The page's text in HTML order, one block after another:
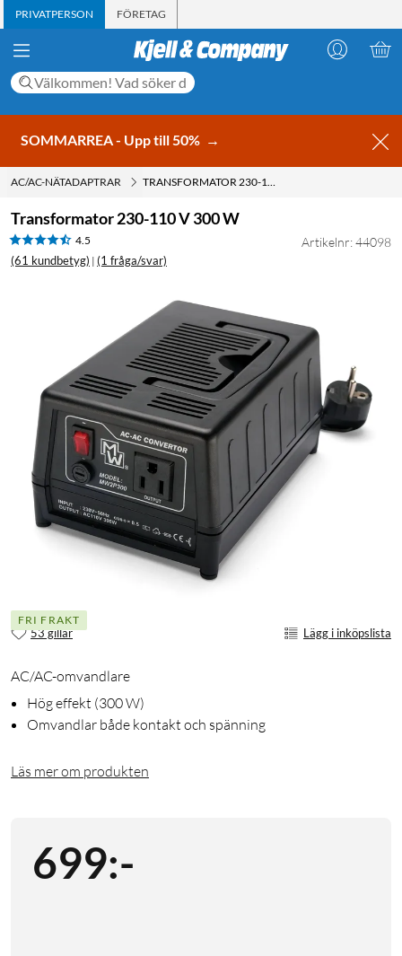
PRIVATPERSON FÖRETAG
SOMMARREA - Upp till 50% →
AC/AC-NÄTADAPTRAR TRANSFORMATOR 230-110 V 300 W
Transformator 230-110 V 300 W
4.5
(61 kundbetyg) | (1 fråga/svar)
Artikelnr: 44098
FRI FRAKT
53 gillar Lägg i inköpslista
AC/AC-omvandlare
Hög effekt (300 W)
Omvandlar både kontakt och spänning
Läs mer om produkten
699:-